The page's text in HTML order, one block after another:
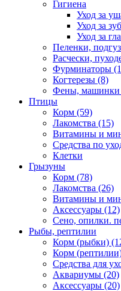
Гигиена
Уход за
Уход за
Уход за
Пеленки,
Расчески,
Фурминаторы
Когтерезы (8)
Фены, машинки
Птицы
Корм (59)
Лакомства (15)
Витамины и
Средства по
Клетки
Грызуны
Корм (78)
Лакомства (26)
Витамины и
Аксессуары (12)
Сено, опилки.
Рыбы, рептилии
Корм (рыбки)
Корм
Средства для
Аквариумы (20)
Аксессуары (20)